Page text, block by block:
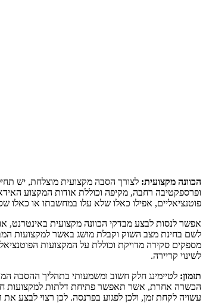
הכוונה מקצועית: לצורך הסבה מקצועית מוצלחת, יש
ופרספקטיבה רחבה, מקיפה וכוללת אודות המקצוע
פוטנציאליים, אפילו כאלו שלא עלו במחשבתו או כאלו
אפשר לנסות לבצע מבדקי הכוונה מקצועית באינטרנט,
לשם בחינת מצב השוק וקבלת מושג באשר למקצועות
מספקים סקירה מדויקת וכוללת על המקצועות
לשינוי קריירה.
תזמון: לטיימינג חלק חשוב ומשמעותי בתהליך ההסבה
הכשרה אחרת, אשר תאפשר פתיחת דלתות למקצועות
עשויה לקחת זמן, ולכן לפגוע בפרנסה. לכן רצוי לבצע